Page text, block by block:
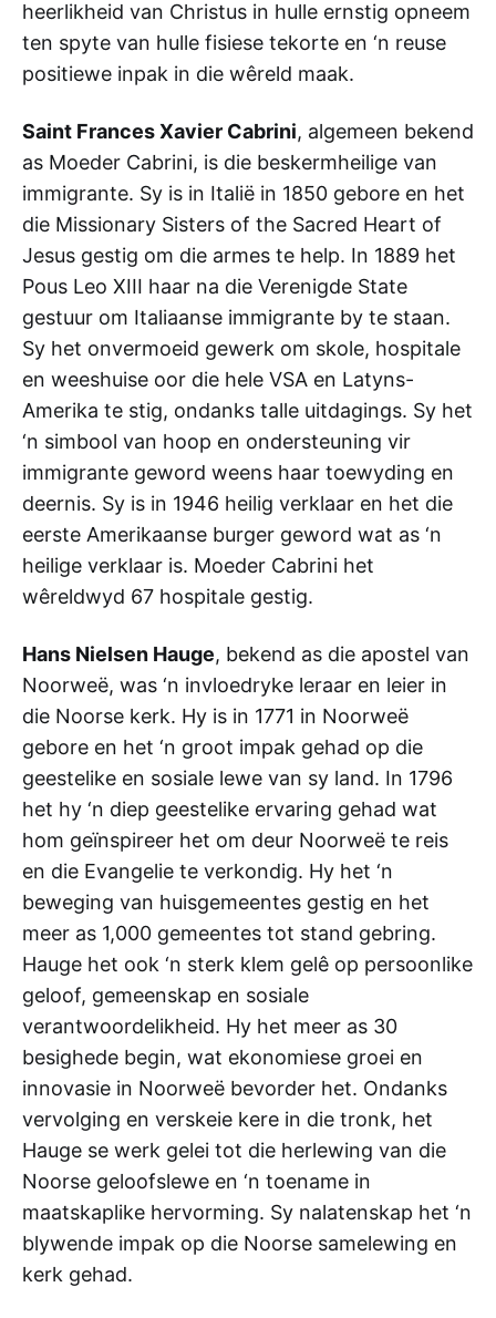
heerlikheid van Christus in hulle ernstig opneem
ten spyte van hulle fisiese tekorte en ‘n reuse
positiewe inpak in die wêreld maak.
Saint Frances Xavier Cabrini, algemeen bekend
as Moeder Cabrini, is die beskermheilige van
immigrante. Sy is in Italië in 1850 gebore en het
die Missionary Sisters of the Sacred Heart of
Jesus gestig om die armes te help. In 1889 het
Pous Leo XIII haar na die Verenigde State
gestuur om Italiaanse immigrante by te staan.
Sy het onvermoeid gewerk om skole, hospitale
en weeshuise oor die hele VSA en Latyns-
Amerika te stig, ondanks talle uitdagings. Sy het
‘n simbool van hoop en ondersteuning vir
immigrante geword weens haar toewyding en
deernis. Sy is in 1946 heilig verklaar en het die
eerste Amerikaanse burger geword wat as ‘n
heilige verklaar is. Moeder Cabrini het
wêreldwyd 67 hospitale gestig.
Hans Nielsen Hauge, bekend as die apostel van
Noorweë, was ‘n invloedryke leraar en leier in
die Noorse kerk. Hy is in 1771 in Noorweë
gebore en het ‘n groot impak gehad op die
geestelike en sosiale lewe van sy land. In 1796
het hy ‘n diep geestelike ervaring gehad wat
hom geïnspireer het om deur Noorweë te reis
en die Evangelie te verkondig. Hy het ‘n
beweging van huisgemeentes gestig en het
meer as 1,000 gemeentes tot stand gebring.
Hauge het ook ‘n sterk klem gelê op persoonlike
geloof, gemeenskap en sosiale
verantwoordelikheid. Hy het meer as 30
besighede begin, wat ekonomiese groei en
innovasie in Noorweë bevorder het. Ondanks
vervolging en verskeie kere in die tronk, het
Hauge se werk gelei tot die herlewing van die
Noorse geloofslewe en ‘n toename in
maatskaplike hervorming. Sy nalatenskap het ‘n
blywende impak op die Noorse samelewing en
kerk gehad.